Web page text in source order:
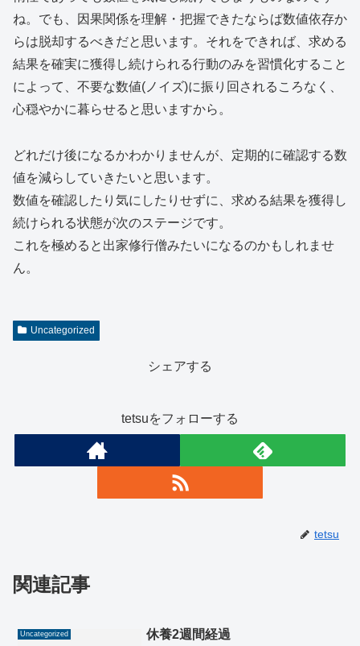
ね。でも、因果関係を理解・把握できたならば数値依存か
らは脱却するべきだと思います。それをできれば、求める
結果を確実に獲得し続けられる行動のみを習慣化すること
によって、不要な数値(ノイズ)に振り回されるころなく、
心穏やかに暮らせると思いますから。
どれだけ後になるかわかりませんが、定期的に確認する数
値を減らしていきたいと思います。
数値を確認したり気にしたりせずに、求める結果を獲得し
続けられる状態が次のステージです。
これを極めると出家修行僧みたいになるのかもしれませ
ん。
Uncategorized
シェアする
tetsuをフォローする
tetsu
関連記事
Uncategorized 休養2週間経過